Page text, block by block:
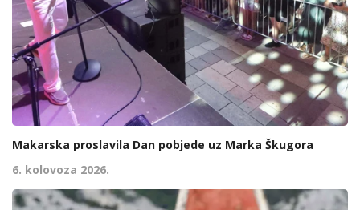
Makarska proslavila Dan pobjede uz Marka Škugora
6. kolovoza 2026.